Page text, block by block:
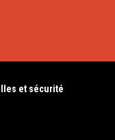
et sécurité